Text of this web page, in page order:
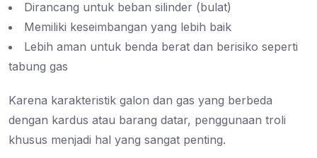
Dirancang untuk beban silinder (bulat)
Memiliki keseimbangan yang lebih baik
Lebih aman untuk benda berat dan berisiko seperti
tabung gas
Karena karakteristik galon dan gas yang berbeda
dengan kardus atau barang datar, penggunaan troli
khusus menjadi hal yang sangat penting.